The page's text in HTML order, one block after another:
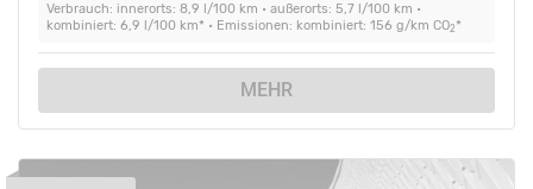
Verbrauch: innerorts: 8,9 l/100 km • außerorts: 5,7 l/100 km •
kombiniert: 6,9 l/100 km* • Emissionen: kombiniert: 156 g/km CO2*
MEHR